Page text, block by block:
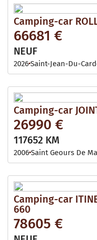
Camping-car
66681 €
NEUF
2026Saint-Jean-Du-
Camping-car
26990 €
117652 KM
2006Saint Geours De
Camping-car
660
78605 €